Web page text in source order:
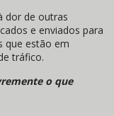
dor de outras
e enviados para
que estão em
tráfico.
o que